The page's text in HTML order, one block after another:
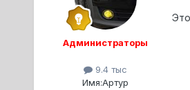
Администраторы
9.4 тыс
Имя:Артур